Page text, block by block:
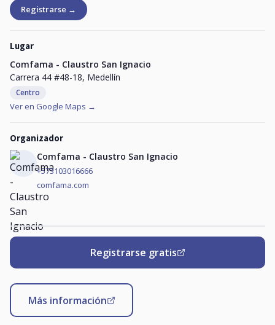
Registrarse →
Lugar
Comfama - Claustro San Ignacio
Carrera 44 #48-18, Medellín
Centro
Ver en Google Maps →
Organizador
Comfama - Claustro San Ignacio
+573103016666
comfama.com
Registrarse gratis
Más información